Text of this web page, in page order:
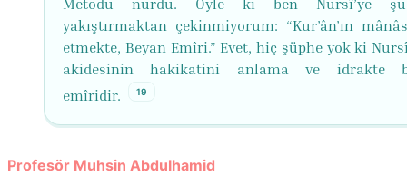
yakıştırmaktan çekinmiyorum: “Kur’ân’ın
etmekte, Beyan Emîri.” Evet, hiç şüphe yok ki
akidesinin hakikatini anlama ve idrakte
emîridir.
19
Profesör Muhsin Abdulhamid